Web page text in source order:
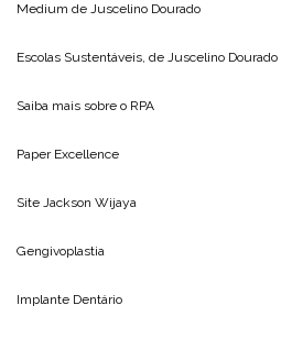
Medium de Juscelino Dourado
Escolas Sustentáveis, de Juscelino Dourado
Saiba mais sobre o RPA
Paper Excellence
Site Jackson Wijaya
Gengivoplastia
Implante Dentário